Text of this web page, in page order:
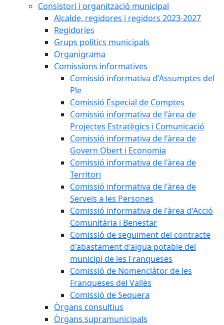
Consistori i organització municipal
Alcalde, regidores i regidors 2023-2027
Regidories
Grups polítics municipals
Organigrama
Comissions informatives
Comissió informativa d'Assumptes del
Ple
Comissió Especial de Comptes
Comissió informativa de l'àrea de
Projectes Estratègics i Comunicació
Comissió informativa de l'àrea de
Govern Obert i Economia
Comissió informativa de l'àrea de
Territori
Comissió informativa de l'àrea de
Serveis a les Persones
Comissió informativa de l'àrea d'Acció
Comunitària i Benestar
Comissió de seguiment del contracte
d'abastament d'aigua potable del
municipi de les Franqueses
Comissió de Nomenclàtor de les
Franqueses del Vallès
Comissió de Sequera
Òrgans consultius
Òrgans supramunicipals